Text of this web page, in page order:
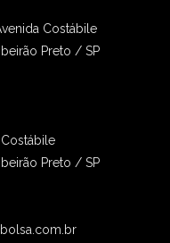
Costábile
Preto / SP
Preto / SP